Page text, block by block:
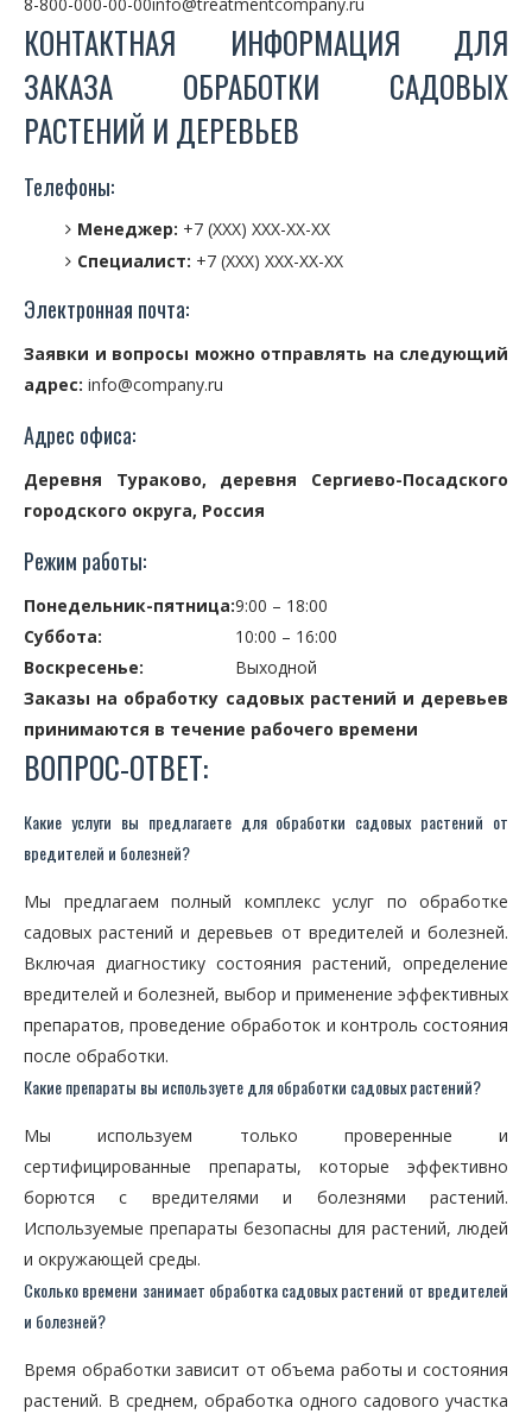
КОНТАКТНАЯ ИНФОРМАЦИЯ ДЛЯ
ЗАКАЗА ОБРАБОТКИ САДОВЫХ
РАСТЕНИЙ И ДЕРЕВЬЕВ
Телефоны:
Менеджер: +7 (XXX) XXX-XX-XX
Специалист: +7 (XXX) XXX-XX-XX
Электронная почта:
Заявки и вопросы можно отправлять на следующий
адрес: info@company.ru
Адрес офиса:
Деревня Тураково, деревня Сергиево-Посадского
городского округа, Россия
Режим работы:
Понедельник-пятница:9:00 – 18:00
Суббота:
10:00 – 16:00
Воскресенье:
Выходной
Заказы на обработку садовых растений и деревьев
принимаются в течение рабочего времени
ВОПРОС-ОТВЕТ:
Какие услуги вы предлагаете для обработки садовых растений от
вредителей и болезней?
Мы предлагаем полный комплекс услуг по обработке
садовых растений и деревьев от вредителей и болезней.
Включая диагностику состояния растений, определение
вредителей и болезней, выбор и применение эффективных
препаратов, проведение обработок и контроль состояния
после обработки.
Какие препараты вы используете для обработки садовых растений?
Мы используем только проверенные и
сертифицированные препараты, которые эффективно
борются с вредителями и болезнями растений.
Используемые препараты безопасны для растений, людей
и окружающей среды.
Сколько времени занимает обработка садовых растений от вредителей
и болезней?
Время обработки зависит от объема работы и состояния
растений. В среднем, обработка одного садового участка